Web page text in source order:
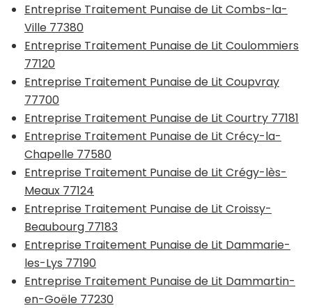
Entreprise Traitement Punaise de Lit Combs-la-
Ville 77380
Entreprise Traitement Punaise de Lit Coulommiers
77120
Entreprise Traitement Punaise de Lit Coupvray
77700
Entreprise Traitement Punaise de Lit Courtry 77181
Entreprise Traitement Punaise de Lit Crécy-la-
Chapelle 77580
Entreprise Traitement Punaise de Lit Crégy-lès-
Meaux 77124
Entreprise Traitement Punaise de Lit Croissy-
Beaubourg 77183
Entreprise Traitement Punaise de Lit Dammarie-
les-Lys 77190
Entreprise Traitement Punaise de Lit Dammartin-
en-Goële 77230